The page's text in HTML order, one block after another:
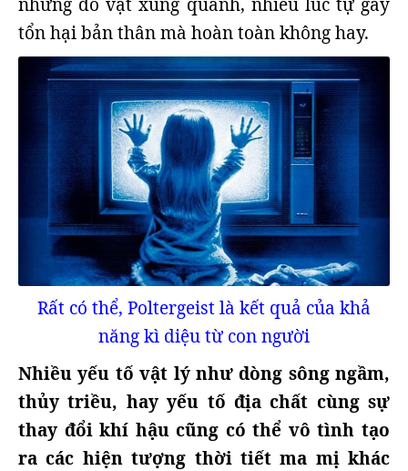
tổn hại bản thân mà hoàn toàn không hay.
Rất có thể, Poltergeist là kết quả của khả
năng kì diệu từ con người
Nhiều yếu tố vật lý như dòng sông ngầm,
thủy triều, hay yếu tố địa chất cùng sự
thay đổi khí hậu cũng có thể vô tình tạo
ra các hiện tượng thời tiết ma mị khác